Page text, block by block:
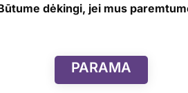
dėkingi, jei mus
PARAMA